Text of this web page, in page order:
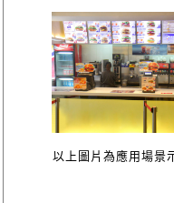
以上圖片為應用場景